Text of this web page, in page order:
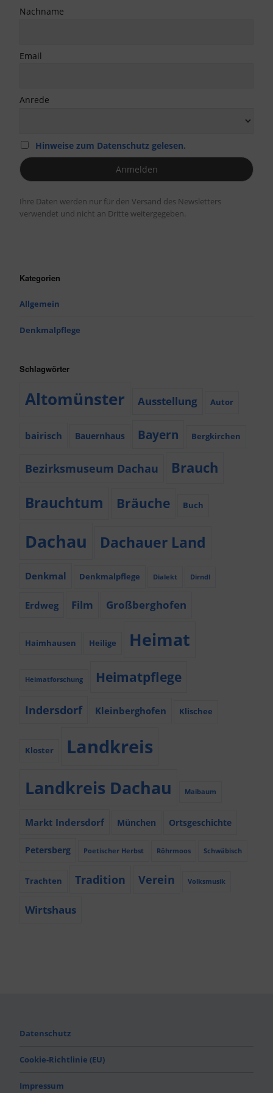
Nachname
Email
Anrede
Hinweise zum Datenschutz gelesen.
Ihre Daten werden nur für den Versand des Newsletters
verwendet und nicht an Dritte weitergegeben.
Kategorien
Allgemein
Denkmalpflege
Schlagwörter
Altomünster Ausstellung Autor
bairisch Bauernhaus Bayern Bergkirchen
Bezirksmuseum Dachau Brauch
Brauchtum Bräuche Buch
Dachau Dachauer Land
Denkmal Denkmalpflege Dialekt Dirndl
Erdweg Film Großberghofen
Haimhausen Heilige Heimat
Heimatforschung Heimatpflege
Indersdorf Kleinberghofen Klischee
Kloster Landkreis
Landkreis Dachau Maibaum
Markt Indersdorf München Ortsgeschichte
Petersberg Poetischer Herbst Röhrmoos Schwäbisch
Trachten Tradition Verein Volksmusik
Wirtshaus
Datenschutz
Cookie-Richtlinie (EU)
Impressum